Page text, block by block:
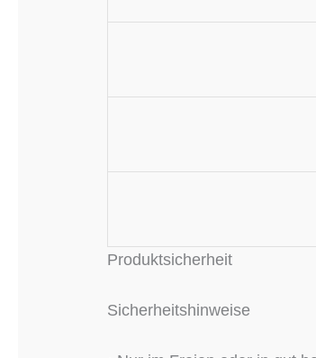
Produktsicherheit
Sicherheitshinweise